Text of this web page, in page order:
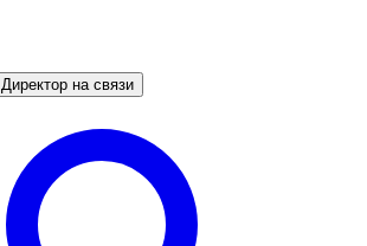
Директор на связи